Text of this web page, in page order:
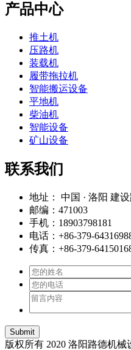
产品中心
推土机
压路机
装载机
履带拖拉机
智能搬运设备
平地机
柴油机
智能设备
矿山设备
联系我们
地址： 中国 · 洛阳 建
邮编：471003
手机：18903798181
电话：+86-379-
传真：+86-379-
Submit
版权所有 2020 洛阳路德机